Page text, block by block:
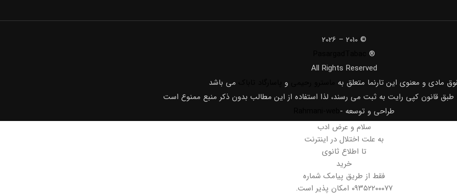
© 2010 – 2026
®
All Rights Reserved
مادی و معنوی اين تارنما متعلق به
و
می باشد
طبق قانون کپی رایت به ثبت می رسند، لذا استفاده از این مطالب بدون ذکر منبع ممنوع است
طراحی و توسعه -
سلام و عرض ادب
به علت اختلال در اینترنت
تا اطلاع ثانوی
خرید
فقط از طریق پیامک شماره
۰۹۳۵۲۲۰۰۰۷۷ امکان پذیر است.